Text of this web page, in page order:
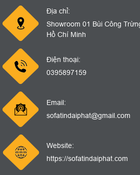
Địa chỉ:
Showroom 01 Bùi Công
Hồ Chí Minh
Điện thoại:
0395897159
Email:
sofatindaiphat@gmail.com
Website:
https://sofatindaiphat.com